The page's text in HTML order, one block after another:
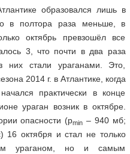
образовался лишь в
в полтора раза меньше, в
октябрь превзошёл все
3, что почти в два раза
стали ураганами. Это,
2014 г. в Атлантике, когда
практически в конце
ураган возник в октябре.
опасности (рmin – 940 мб;
октября и стал не только
ураганом, но и самым